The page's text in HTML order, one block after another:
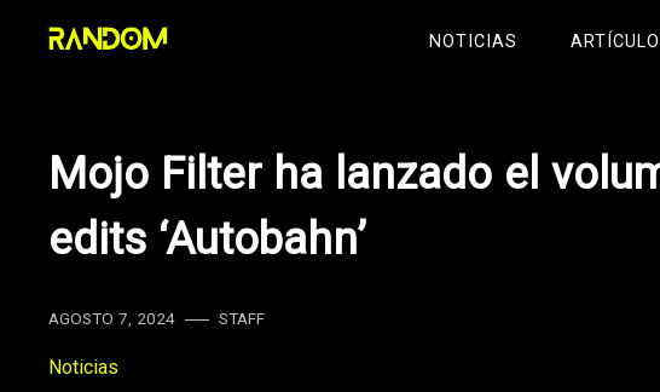
NOTICIAS
Mojo Filter ha lanzado el
edits ‘Autobahn’
AGOSTO 7, 2024 STAFF
Noticias